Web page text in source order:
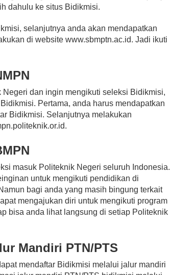
dahulu ke situs Bidikmisi.
selanjutnya anda akan mendapatkan
di website www.sbmptn.ac.id. Jadi ikuti
dan ingin mengikuti seleksi Bidikmisi,
Pertama, anda harus mendapatkan
Bidikmisi. Selanjutnya melakukan
masuk Politeknik Negeri seluruh Indonesia.
untuk mengikuti pendidikan di
bagi anda yang masih bingung terkait
mengajukan diri untuk mengikuti program
bisa anda lihat langsung di setiap Politeknik
Mandiri PTN/PTS
mendaftar Bidikmisi melalui jalur mandiri